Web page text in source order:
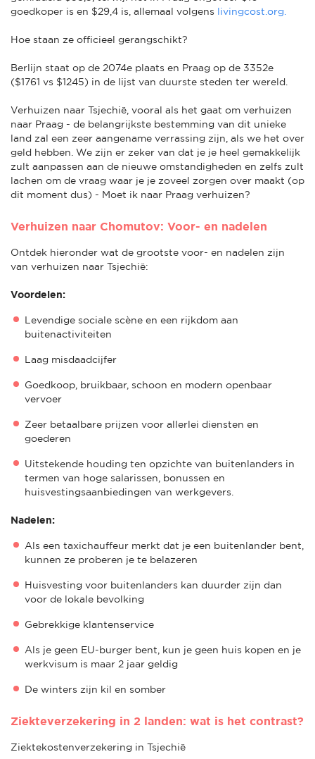
goedkoper is en $29,4 is, allemaal volgens livingcost.org.
Hoe staan ze officieel gerangschikt?
Berlijn staat op de 2074e plaats en Praag op de 3352e
($1761 vs $1245) in de lijst van duurste steden ter wereld.
Verhuizen naar Tsjechië, vooral als het gaat om verhuizen
naar Praag - de belangrijkste bestemming van dit unieke
land zal een zeer aangename verrassing zijn, als we het over
geld hebben. We zijn er zeker van dat je je heel gemakkelijk
zult aanpassen aan de nieuwe omstandigheden en zelfs zult
lachen om de vraag waar je je zoveel zorgen over maakt (op
dit moment dus) - Moet ik naar Praag verhuizen?
Verhuizen naar Chomutov: Voor- en nadelen
Ontdek hieronder wat de grootste voor- en nadelen zijn
van verhuizen naar Tsjechië:
Voordelen:
Levendige sociale scène en een rijkdom aan
buitenactiviteiten
Laag misdaadcijfer
Goedkoop, bruikbaar, schoon en modern openbaar
vervoer
Zeer betaalbare prijzen voor allerlei diensten en
goederen
Uitstekende houding ten opzichte van buitenlanders in
termen van hoge salarissen, bonussen en
huisvestingsaanbiedingen van werkgevers.
Nadelen:
Als een taxichauffeur merkt dat je een buitenlander bent,
kunnen ze proberen je te belazeren
Huisvesting voor buitenlanders kan duurder zijn dan
voor de lokale bevolking
Gebrekkige klantenservice
Als je geen EU-burger bent, kun je geen huis kopen en je
werkvisum is maar 2 jaar geldig
De winters zijn kil en somber
Ziekteverzekering in 2 landen: wat is het contrast?
Ziektekostenverzekering in Tsjechië